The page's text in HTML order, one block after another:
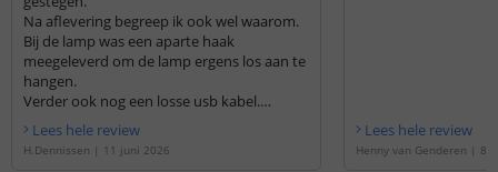
Na aflevering begreep ik ook wel waarom.
Bij de lamp was een aparte haak
meegeleverd om de lamp ergens los aan te
hangen.
Verder ook nog een losse usb kabel.
Aan de achterkant zat een usb aansluiting
om in de winter de batterij extra op te
laden.
Lees hele review
H.Dennissen | 11 juni 2026
Lees hele review
Henny van Genderen | 8